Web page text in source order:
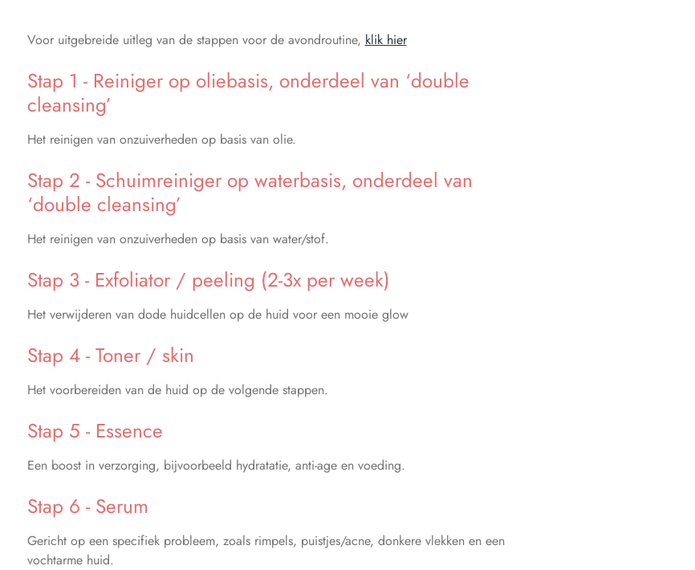
Voor uitgebreide uitleg van de stappen voor de avondroutine, klik hier
Stap 1 - Reiniger op oliebasis, onderdeel van ‘double
cleansing’
Het reinigen van onzuiverheden op basis van olie.
Stap 2 - Schuimreiniger op waterbasis, onderdeel van
‘double cleansing’
Het reinigen van onzuiverheden op basis van water/stof.
Stap 3 - Exfoliator / peeling (2-3x per week)
Het verwijderen van dode huidcellen op de huid voor een mooie glow
Stap 4 - Toner / skin
Het voorbereiden van de huid op de volgende stappen.
Stap 5 - Essence
Een boost in verzorging, bijvoorbeeld hydratatie, anti-age en voeding.
Stap 6 - Serum
Gericht op een specifiek probleem, zoals rimpels, puistjes/acne, donkere vlekken en een
vochtarme huid.